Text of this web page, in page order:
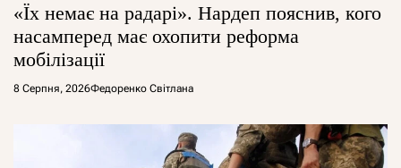
«Їх немає на радарі». Нардеп пояснив, кого
насамперед має охопити реформа
мобілізації
8 Серпня, 2026Федоренко Світлана